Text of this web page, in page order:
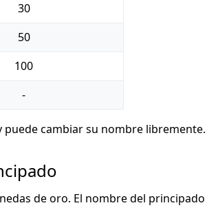
30
50
100
-
puede cambiar su nombre libremente.
de oro. El nombre del